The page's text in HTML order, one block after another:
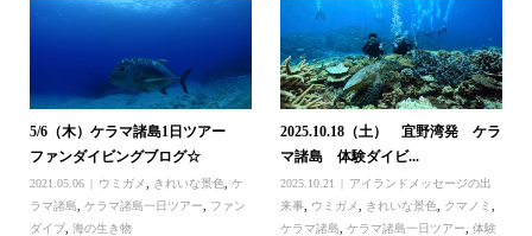
5/6（木）ケラマ諸島1日ツアー
ファンダイビングブログ☆
2021.05.06 ウミガメ きれいな景色
ケ
ラマ諸島
ケラマ諸島一日ツアー
ファン
ダイブ, 海の生き物
2025.10.18（土） 宜野湾発 ケラ
マ諸島 体験ダイビ...
2025.10.21
アイランドメッセージの出
来事
ウミガメ きれいな景色 クマノミ
ケラマ諸島
,ケラマ諸島一日ツアー ,体験